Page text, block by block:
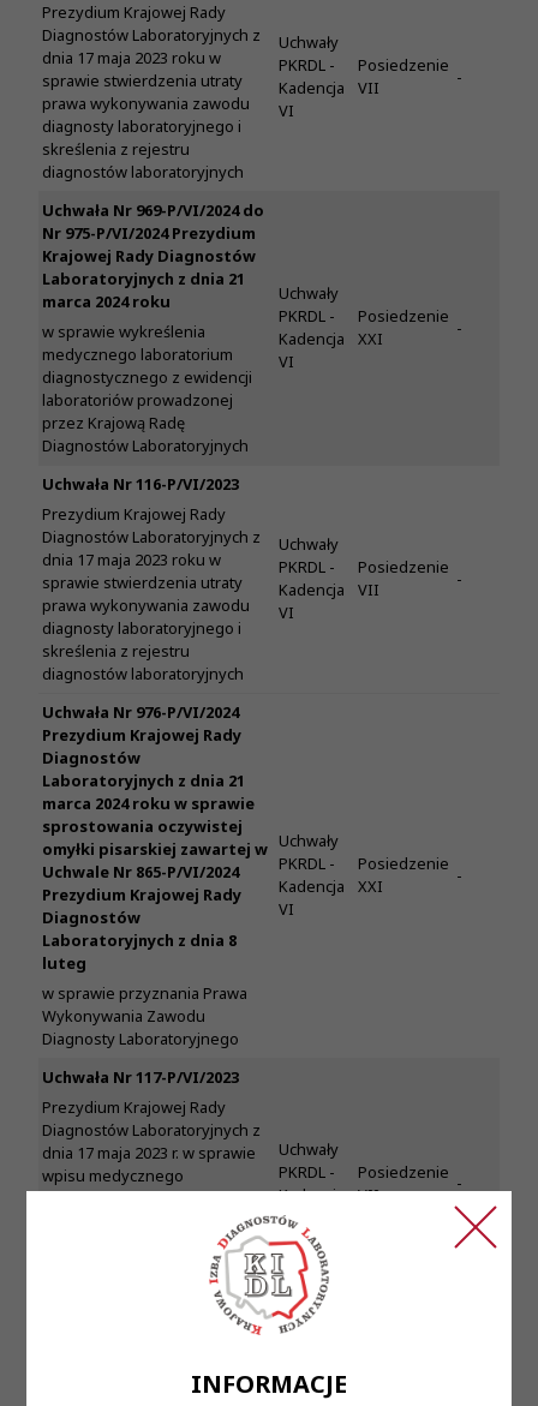
INFORMACJE
Prezydium Krajowej Rady
Diagnostów Laboratoryjnych z
dnia 17 maja 2023 roku w
sprawie stwierdzenia utraty
prawa wykonywania zawodu
diagnosty laboratoryjnego i
skreślenia z rejestru
diagnostów laboratoryjnych
Uchwały
PKRDL -
Kadencja
VI
Posiedzenie
VII
-
Uchwała Nr 969-P/VI/2024 do
Nr 975-P/VI/2024 Prezydium
Krajowej Rady Diagnostów
Laboratoryjnych z dnia 21
marca 2024 roku
w sprawie wykreślenia
medycznego laboratorium
diagnostycznego z ewidencji
laboratoriów prowadzonej
przez Krajową Radę
Diagnostów Laboratoryjnych
Uchwały
PKRDL -
Kadencja
VI
Posiedzenie
XXI
-
Uchwała Nr 116-P/VI/2023
Prezydium Krajowej Rady
Diagnostów Laboratoryjnych z
dnia 17 maja 2023 roku w
sprawie stwierdzenia utraty
prawa wykonywania zawodu
diagnosty laboratoryjnego i
skreślenia z rejestru
diagnostów laboratoryjnych
Uchwały
PKRDL -
Kadencja
VI
Posiedzenie
VII
-
Uchwała Nr 976-P/VI/2024
Prezydium Krajowej Rady
Diagnostów
Laboratoryjnych z dnia 21
marca 2024 roku w sprawie
sprostowania oczywistej
omyłki pisarskiej zawartej w
Uchwale Nr 865-P/VI/2024
Prezydium Krajowej Rady
Diagnostów
Laboratoryjnych z dnia 8
luteg
w sprawie przyznania Prawa
Wykonywania Zawodu
Diagnosty Laboratoryjnego
Uchwały
PKRDL -
Kadencja
VI
Posiedzenie
XXI
-
Uchwała Nr 117-P/VI/2023
Prezydium Krajowej Rady
Diagnostów Laboratoryjnych z
dnia 17 maja 2023 r. w sprawie
wpisu medycznego
prowadzonej przez Krajową
Uchwały
PKRDL -
Kadencja
VI
Posiedzenie
VII
-
Uchwała Nr 977-P/VI/2024
Laboratoryjnych z dnia 21